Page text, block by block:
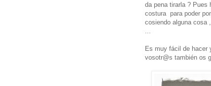
da pena tirarla ? Pues
costura para poder
cosiendo alguna cosa
Es muy fácil de hacer
vosotr@s también os